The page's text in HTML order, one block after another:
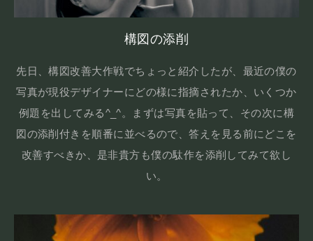
構図の添削
先日、構図改善大作戦でちょっと紹介したが、最近の僕の
写真が現役デザイナーにどの様に指摘されたか、いくつか
例題を出してみる^_^。まずは写真を貼って、その次に構
図の添削付きを順番に並べるので、答えを見る前にどこを
改善すべきか、是非貴方も僕の駄作を添削してみて欲し
い。